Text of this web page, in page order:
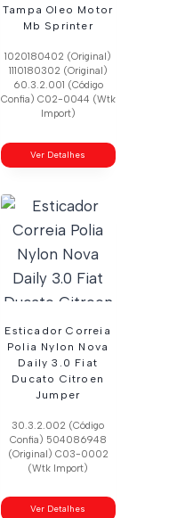
Tampa Oleo Motor
Mb Sprinter
1020180402 (Original)
1110180302 (Original)
60.3.2.001 (Código
Confia) C02-0044 (Wtk
Import)
Ver Detalhes
Esticador Correia
Polia Nylon Nova
Daily 3.0 Fiat
Ducato Citroen
Jumper
30.3.2.002 (Código
Confia) 504086948
(Original) C03-0002
(Wtk Import)
Ver Detalhes